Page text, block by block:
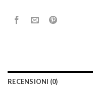
RECENSIONI (0)